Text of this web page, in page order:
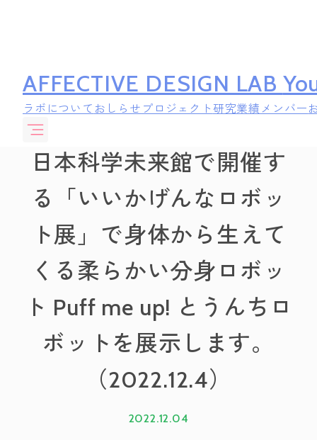
AFFECTIVE DESIGN LAB
ラボについて おしらせ プロジェクト 研究業績 メンバー
日本科学未来館で開催す
る「いいかげんなロボッ
ト展」で身体から生えて
くる柔らかい分身ロボッ
ト Puff me up! とうんちロ
ボットを展示します。
（2022.12.4）
2022.12.04